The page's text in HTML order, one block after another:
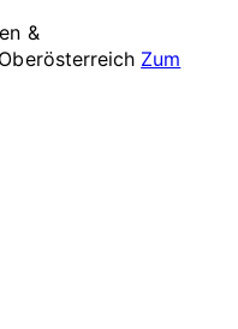
&
Oberösterreich Zum